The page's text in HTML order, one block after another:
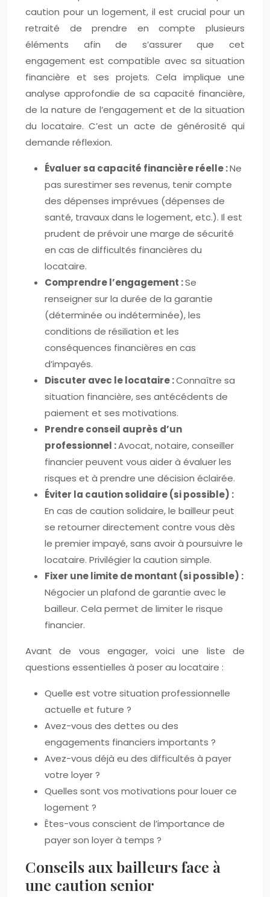
caution pour un logement, il est crucial pour un
retraité de prendre en compte plusieurs
éléments afin de s’assurer que cet
engagement est compatible avec sa situation
financière et ses projets. Cela implique une
analyse approfondie de sa capacité financière,
de la nature de l’engagement et de la situation
du locataire. C’est un acte de générosité qui
demande réflexion.
Évaluer sa capacité financière réelle :Ne
pas surestimer ses revenus, tenir compte
des dépenses imprévues (dépenses de
santé, travaux dans le logement, etc.). Il est
prudent de prévoir une marge de sécurité
en cas de difficultés financières du
locataire.
Comprendre l’engagement :Se
renseigner sur la durée de la garantie
(déterminée ou indéterminée), les
conditions de résiliation et les
conséquences financières en cas
d’impayés.
Discuter avec le locataire :Connaître sa
situation financière, ses antécédents de
paiement et ses motivations.
Prendre conseil auprès d’un
professionnel :Avocat, notaire, conseiller
financier peuvent vous aider à évaluer les
risques et à prendre une décision éclairée.
Éviter la caution solidaire (si possible) :
En cas de caution solidaire, le bailleur peut
se retourner directement contre vous dès
le premier impayé, sans avoir à poursuivre le
locataire. Privilégier la caution simple.
Fixer une limite de montant (si possible) :
Négocier un plafond de garantie avec le
bailleur. Cela permet de limiter le risque
financier.
Avant de vous engager, voici une liste de
questions essentielles à poser au locataire :
Quelle est votre situation professionnelle
actuelle et future ?
Avez-vous des dettes ou des
engagements financiers importants ?
Avez-vous déjà eu des difficultés à payer
votre loyer ?
Quelles sont vos motivations pour louer ce
logement ?
Êtes-vous conscient de l’importance de
payer son loyer à temps ?
Conseils aux bailleurs face à
une caution senior